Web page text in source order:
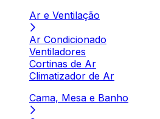
Ar e Ventilação
Ar Condicionado
Ventiladores
Cortinas de Ar
Climatizador de Ar
Cama, Mesa e Banho